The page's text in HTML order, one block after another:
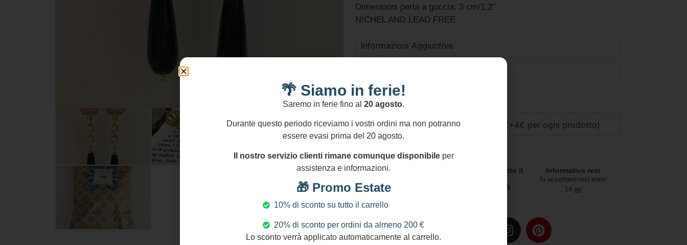
Dimensioni perla a goccia: 3 cm/1,2″
NICHEL AND LEAD FREE
Informazioni Aggiuntive
2 disponibili
Aggiungi Al Carrello
Aggiungi confezione regalo (+4€ per ogni prodotto)
Pagamenti Sicuri
Spedizioni in tutto il
Due modalità di
Informativa resi
Si accettano resi entro
14 gg
Seguici su:
🌴 Siamo in ferie!
Saremo in ferie fino al 20 agosto.
Durante questo periodo riceviamo i vostri ordini ma non potranno
essere evasi prima del 20 agosto.
Il nostro servizio clienti rimane comunque disponibileper
assistenza e informazioni.
🎁 Promo Estate
10% di sconto su tutto il carrello
20% di sconto per ordini da almeno 200 €
Lo sconto verrà applicato automaticamente al carrello.